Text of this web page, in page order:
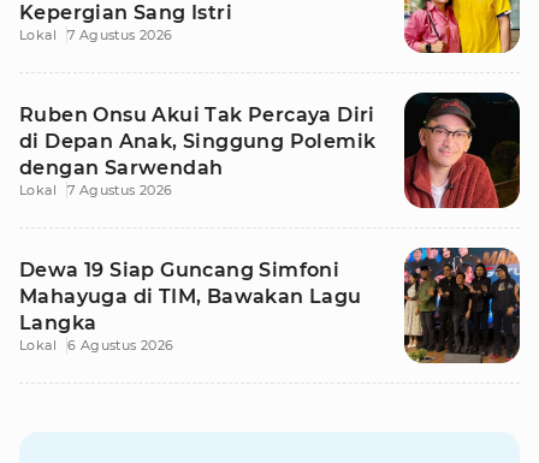
Kepergian Sang Istri
Lokal 7 Agustus 2026
Ruben Onsu Akui Tak Percaya Diri
di Depan Anak, Singgung Polemik
dengan Sarwendah
Lokal 7 Agustus 2026
Dewa 19 Siap Guncang Simfoni
Mahayuga di TIM, Bawakan Lagu
Langka
Lokal 6 Agustus 2026